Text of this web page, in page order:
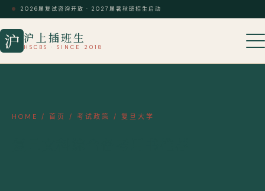
2026届复试咨询开放 · 2027届暑秋班招生启动
沪 沪上插班生
HSCBS · SINCE 2018
HOME / 首页 / 考试政策 / 复旦大学